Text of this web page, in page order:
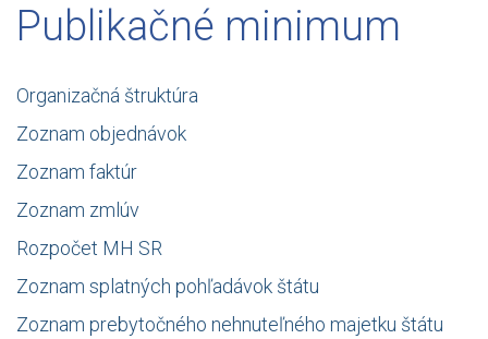
Publikačné minimum
Organizačná štruktúra
Zoznam objednávok
Zoznam faktúr
Zoznam zmlúv
Rozpočet MH SR
Zoznam splatných pohľadávok štátu
Zoznam prebytočného nehnuteľného majetku štátu